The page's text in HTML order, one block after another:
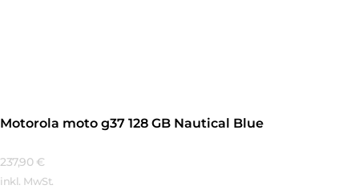
Motorola moto g37 128 GB Nautical Blue
237,90 €
inkl. MwSt.